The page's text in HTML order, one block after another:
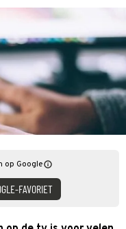
op Google
FAVORIET